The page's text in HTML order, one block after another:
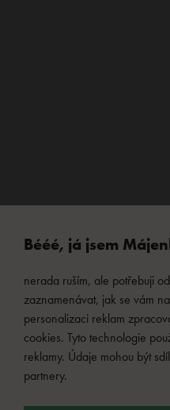
Bééé, já jsem
nerada ruším, ale potřebuji
zaznamenávat, jak se vám
personalizaci reklam
cookies. Tyto technologie
reklamy. Údaje mohou být
partnery.